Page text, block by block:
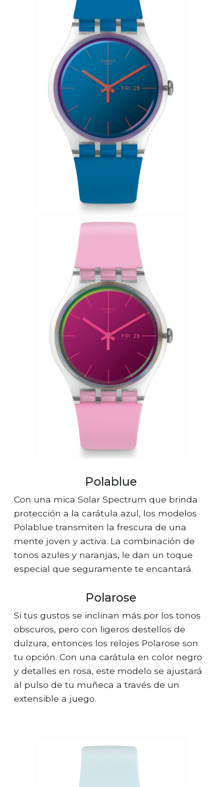
Polablue
Con una mica Solar Spectrum que brinda
protección a la carátula azul, los modelos
Polablue transmiten la frescura de una
mente joven y activa. La combinación de
tonos azules y naranjas, le dan un toque
especial que seguramente te encantará.
Polarose
Si tus gustos se inclinan más por los tonos
obscuros, pero con ligeros destellos de
dulzura, entonces los relojes Polarose son
tu opción. Con una carátula en color negro
y detalles en rosa, este modelo se ajustará
al pulso de tu muñeca a través de un
extensible a juego.